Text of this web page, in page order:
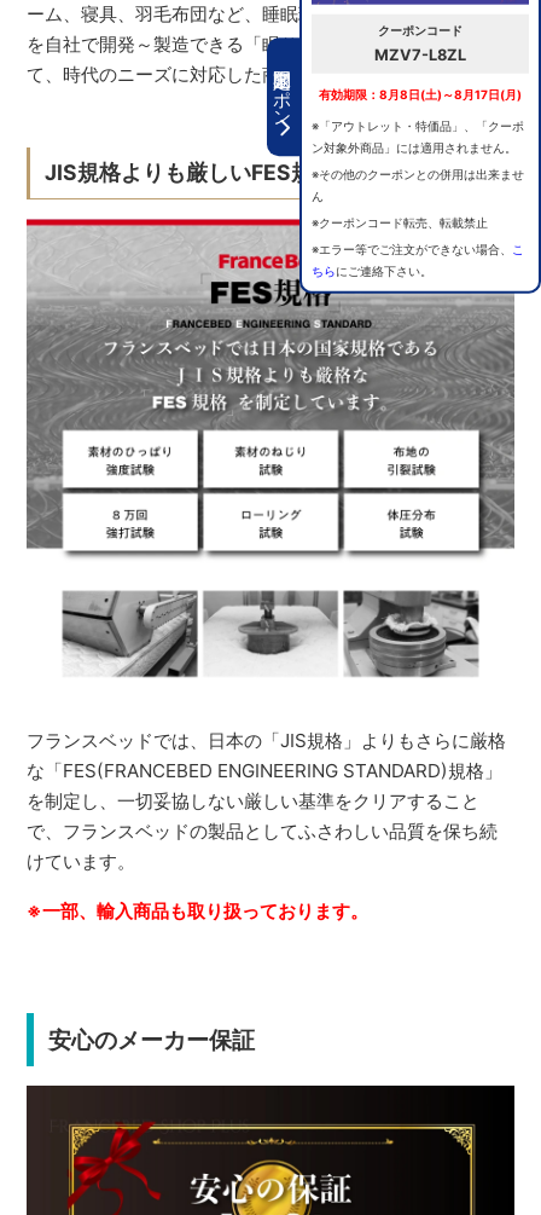
期間限定クーポン
クーポンコード
MZV7-L8ZL
有効期限：8月8日(土)～8月17日(月)
※「アウトレット・特価品」、「クーポ
ン対象外商品」には適用されません。
※その他のクーポンとの併用は出来ませ
ん
※クーポンコード転売、転載禁止
※エラー等でご注文ができない場合、
こ
ちらにご連絡下さい。
ーム、寝具、羽毛布団など、睡眠環境をつくる全ての商品
を自社で開発～製造できる「眠りの総合メーカー」とし
て、時代のニーズに対応した商品をつくり続けています。
JIS規格よりも厳しいFES規格
フランスベッドでは、日本の「JIS規格」よりもさらに厳格
な「FES(FRANCEBED ENGINEERING STANDARD)規格」
を制定し、一切妥協しない厳しい基準をクリアすること
で、フランスベッドの製品としてふさわしい品質を保ち続
けています。
※一部、輸入商品も取り扱っております。
安心のメーカー保証